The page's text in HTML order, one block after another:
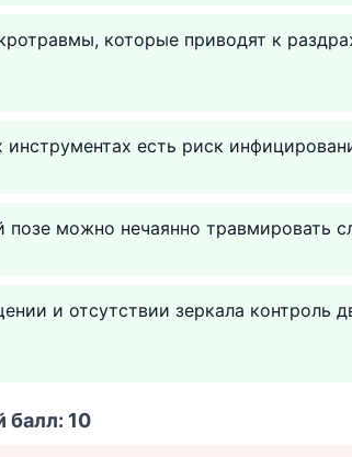
которые приводят к
есть риск
позе можно нечаянно травмировать
и отсутствии зеркала контроль
балл: 10